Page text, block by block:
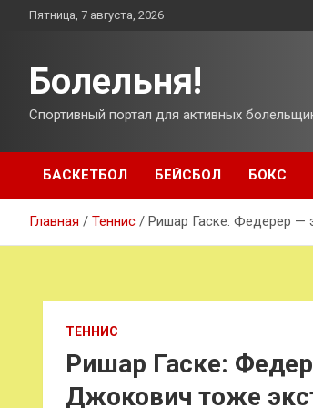
ПерейтиПятница, 7 августа, 2026
Болельня!
Спортивный портал для активных
БАСКЕТБОЛ БЕЙСБОЛ БОКС
Главная Теннис Ришар Гаске: Федерер —
ТЕННИС
Ришар Гаске:
Джокович тоже